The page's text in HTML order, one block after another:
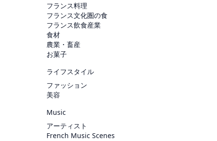
フランス料理
フランス文化圏の食
フランス飲食産業
食材
農業・畜産
お菓子
ライフスタイル
ファッション
美容
Music
アーティスト
French Music Scenes